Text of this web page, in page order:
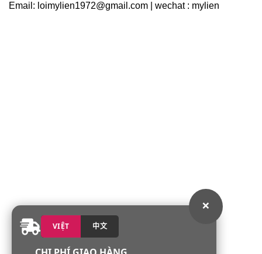
×
VIỆT 中文
Email: loimylien1972@gmail.com | wechat : mylien